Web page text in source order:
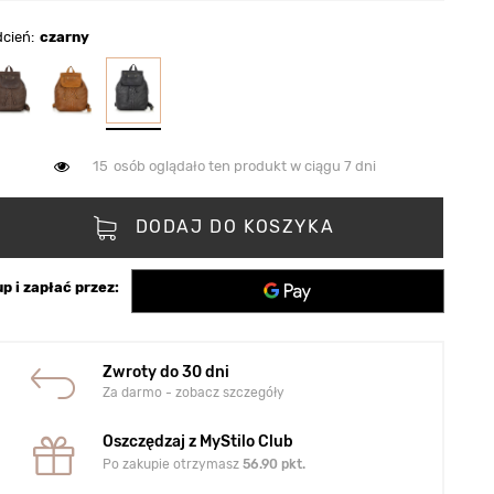
czarny
15 osób oglądało ten produkt w ciągu 7 dni
DODAJ DO KOSZYKA
i zapłać przez:
Zwroty do 30 dni
Za darmo - zobacz szczegóły
Oszczędzaj z MyStilo Club
Po zakupie otrzymasz 56.90 pkt.